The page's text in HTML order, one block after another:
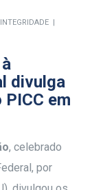
divulga
em
, celebrado
por